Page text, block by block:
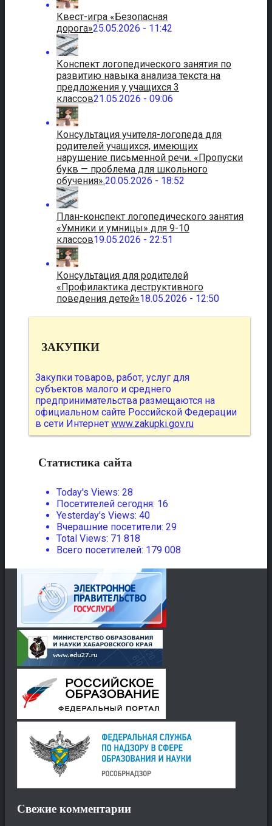
Квест-игра «Безопасная
дорога»25.05.2026 - 11:42
Конспект логопедического занятия по
развитию навыка анализа текста на
предложения у учащихся 3
классов21.05.2026 - 09:06
Консультация учителя-логопеда для
родителей учащихся, имеющих
нарушение письменной речи. «Пропуски
букв — проблема для школьного
обучения».20.05.2026 - 18:52
План-конспект логопедического занятия
«Умники и умницы» для 9-10
классов19.05.2026 - 22:51
Консультация для родителей
«Профилактика деструктивного
поведения детей»18.05.2026 - 12:50
ЗАКУПКИ
Закупки товаров, работ, услуг для
субъектов малого и среднего
предпринимательства размещаются на
официальном сайте Российской Федерации
в сети Интернет www.zakupki.gov.ru
Статистика сайта
Today's Views: 28
Посетителей сегодня: 16
Yesterday's Views: 40
Вчерашние посетители: 29
Total Views: 71 818
Всего посетителей: 179 008
Свежие комментарии